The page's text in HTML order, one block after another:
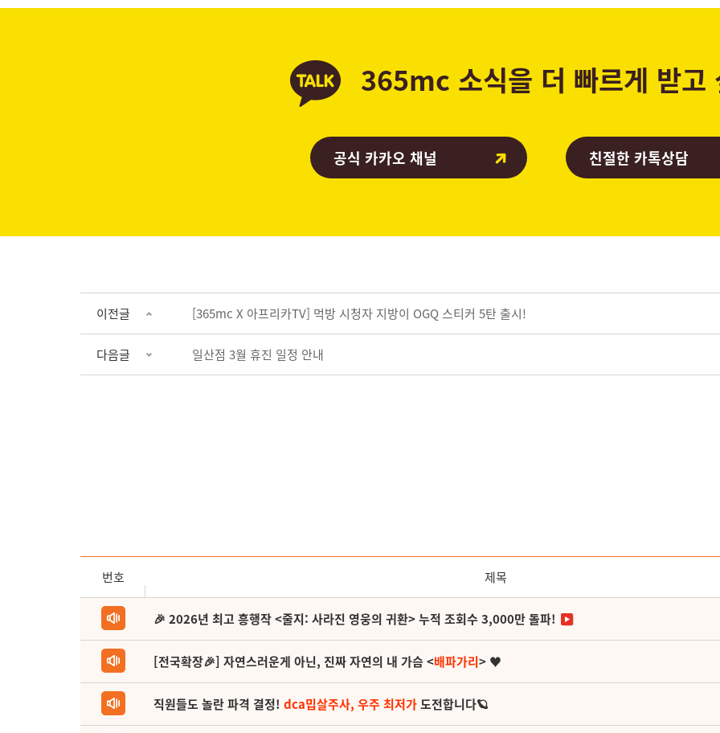
365mc 소식을 더 빠르게 받고
공식 카카오 채널 친절한 카톡상담
이전글 [365mc X 아프리카TV] 먹방 시청자 지방이 OGQ 스티커 5탄 출시!
다음글 일산점 3월 휴진 일정 안내
번호 제목
🎉 2026년 최고 흥행작 <줄지: 사라진 영웅의 귀환> 누적 조회수 3,000만 돌파!
[전국확장🎉] 자연스러운게 아닌, 진짜 자연의 내 가슴 <배파가리> ♥
직원들도 놀란 파격 결정! dca밉살주사, 우주 최저가도전합니다🪐